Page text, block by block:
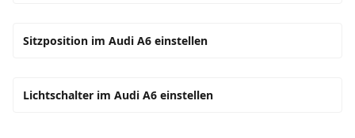
Sitzposition im Audi A6 einstellen
Lichtschalter im Audi A6 einstellen